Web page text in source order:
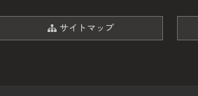
サイトマップ